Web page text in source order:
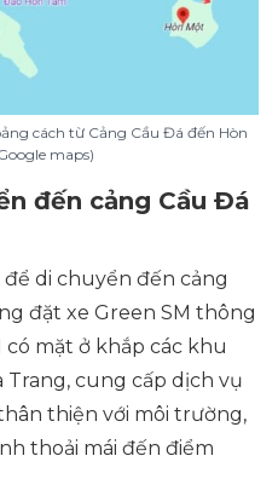
cách từ Cảng Cầu Đá đến Hòn
maps)
đến cảng Cầu Đá
di chuyển đến cảng
đặt xe Green SM thông
mặt ở khắp các khu
cung cấp dịch vụ
thiện với môi trường,
thoải mái đến điểm